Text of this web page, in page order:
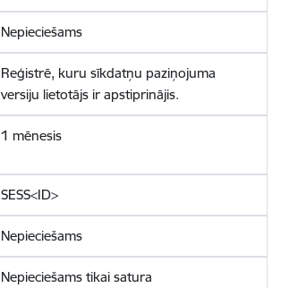
Nepieciešams
Reģistrē, kuru sīkdatņu paziņojuma
versiju lietotājs ir apstiprinājis.
1 mēnesis
SESS<ID>
Nepieciešams
Nepieciešams tikai satura